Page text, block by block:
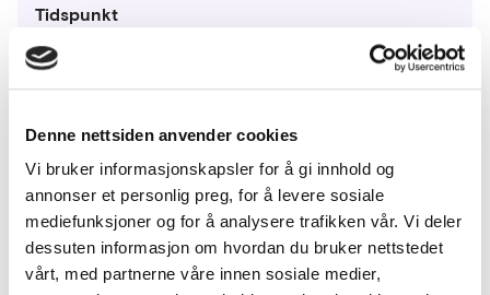
Denne nettsiden anvender cookies
Vi bruker informasjonskapsler for å gi innhold og
annonser et personlig preg, for å levere sosiale
mediefunksjoner og for å analysere trafikken vår. Vi deler
dessuten informasjon om hvordan du bruker nettstedet
vårt, med partnerne våre innen sosiale medier,
Tidspunkt
10:30
Sted
Dialogkonferansen foregår digitalt.
Møteinnkalling med link til
arrangementet sendes på e-post til de
som melder seg på.